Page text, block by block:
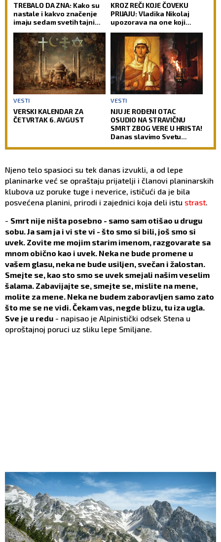
TREBALO DA ZNA: Kako su
nastale i kakvo značenje
imaju sedam svetih tajni
KROZ REČI KOJE ČOVEKU
PRIJAJU: Vladika Nikolaj
upozorava na one koji
vode u propast
VESTI
VERSKI KALENDAR ZA
ČETVRTAK 6. AVGUST
VESTI
NJU JE ROĐENI OTAC
OSUDIO NA STRAVIČNU
SMRT ZBOG VERE U HRISTA!
Danas slavimo Svetu
Njeno telo spasioci su tek danas izvukli, a od lepe
planinarke već se opraštaju prijatelji i članovi planinarskih
klubova uz poruke tuge i neverice, ističući da je bila
posvećena planini, prirodi i zajednici koja deli istu strast
- Smrt nije ništa posebno - samo sam otišao u drugu
sobu. Ja sam ja i vi ste vi - što smo si bili, još smo si
uvek. Zovite me mojim starim imenom, razgovarate sa
mnom obično kao i uvek. Neka ne bude promene u
vašem glasu, neka ne bude usiljen, svečan i žalostan.
Smejte se, kao sto smo se uvek smejali našim veselim
šalama. Zabavijajte se, smejte se, mislite na mene,
molite za mene. Neka ne budem zaboravljen samo zato
što me se ne vidi. Čekam vas, negde blizu, tu iza ugla.
Sve je u redu - napisao je Alpinistički odsek Stena u
oproštajnoj poruci uz sliku lepe Smiljane.